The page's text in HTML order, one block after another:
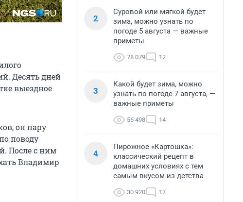
Десять дней
выездное
он пару
поводу
После с ним
Владимир
2
Суровой или мягкой будет
зима, можно узнать по
погоде 5 августа — важные
приметы
78 079 12
3
Какой будет зима, можно
узнать по погоде 7 августа, —
важные приметы
56 498 14
4
Пирожное «Картошка»:
классический рецепт в
домашних условиях с тем
самым вкусом из детства
30 920 17